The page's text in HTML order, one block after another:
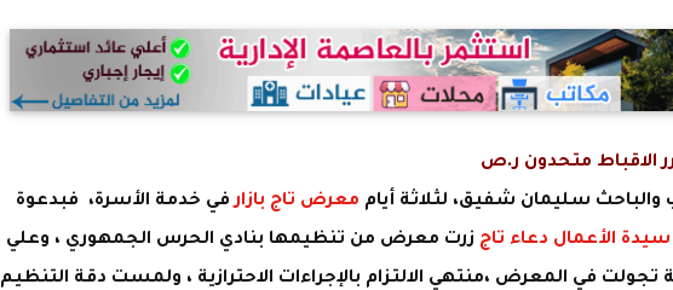
الاقباط متحدون ر.ص
والباحث سليمان شفيق، لثلاثة أيام معرض تاج بازارفي خدمة الأسرة، فبدعوة
سيدة الأعمال دعاء تاج زرت معرض من تنظيمها بنادي الحرس الجمهوري ، وعلي
في المعرض ،منتهي الالتزام بالإجراءات الاحترازية ، ولمست دقة التنظيم